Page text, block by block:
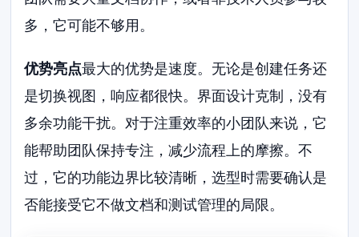
多，它可能不够用。
优势亮点最大的优势是速度。无论是创建任务还
是切换视图，响应都很快。界面设计克制，没有
多余功能干扰。对于注重效率的小团队来说，它
能帮助团队保持专注，减少流程上的摩擦。不
过，它的功能边界比较清晰，选型时需要确认是
否能接受它不做文档和测试管理的局限。